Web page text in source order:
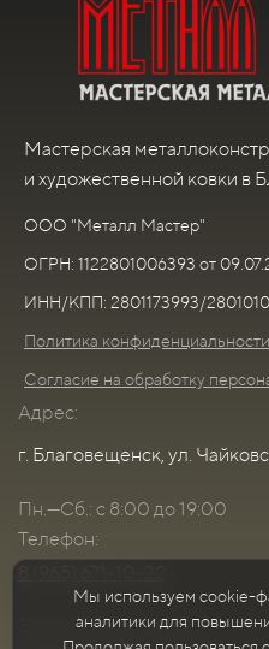
Мастерская
и художественной ковки в
ООО "Металл Мастер"
ОГРН: 1122801006393 от
ИНН/КПП: 2801173993/
Политика конфиденциальности
Согласие на обработку
Адрес:
г. Благовещенск, ул.
Пн.—Сб.: с 8:00 до 19:00
Телефон:
Электронная почта:
Мы используем cookie-
аналитики для